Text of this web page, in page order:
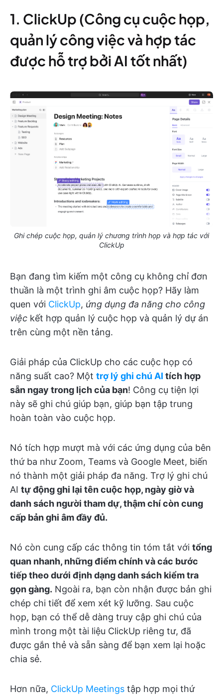
1. ClickUp (Công cụ cuộc họp,
quản lý công việc và hợp tác
được hỗ trợ bởi AI tốt nhất)
Ghi chép cuộc họp, quản lý chương trình họp và hợp tác với
ClickUp
Bạn đang tìm kiếm một công cụ không chỉ đơn
thuần là một trình ghi âm cuộc họp? Hãy làm
quen với ClickUp, ứng dụng đa năng cho công
việc kết hợp quản lý cuộc họp và quản lý dự án
trên cùng một nền tảng.
Giải pháp của ClickUp cho các cuộc họp có
năng suất cao? Một trợ lý ghi chú AI tích hợp
sẵn ngay trong lịch của bạn! Công cụ tiện lợi
này sẽ ghi chú giúp bạn, giúp bạn tập trung
hoàn toàn vào cuộc họp.
Nó tích hợp mượt mà với các ứng dụng của bên
thứ ba như Zoom, Teams và Google Meet, biến
nó thành một giải pháp đa năng. Trợ lý ghi chú
AI tự động ghi lại tên cuộc họp, ngày giờ và
danh sách người tham dự, thậm chí còn cung
cấp bản ghi âm đầy đủ.
Nó còn cung cấp các thông tin tóm tắt với tổng
quan nhanh, những điểm chính và các bước
tiếp theo dưới định dạng danh sách kiểm tra
gọn gàng. Ngoài ra, bạn còn nhận được bản ghi
chép chi tiết để xem xét kỹ lưỡng. Sau cuộc
họp, bạn có thể dễ dàng truy cập ghi chú của
mình trong một tài liệu ClickUp riêng tư, đã
được gắn thẻ và sẵn sàng để bạn xem lại hoặc
chia sẻ.
Hơn nữa, ClickUp Meetings tập hợp mọi thứ